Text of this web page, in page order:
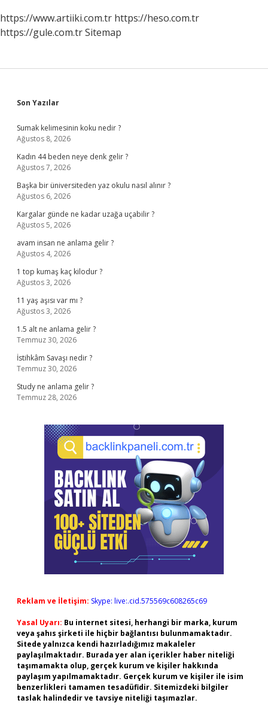
https://www.artiiki.com.tr https://heso.com.tr
https://gule.com.trSitemap
Sidebar
Son Yazılar
Sumak kelimesinin koku nedir ?
Ağustos 8, 2026
Kadın 44 beden neye denk gelir ?
Ağustos 7, 2026
Başka bir üniversiteden yaz okulu nasıl alınır ?
Ağustos 6, 2026
Kargalar günde ne kadar uzağa uçabilir ?
Ağustos 5, 2026
avam insan ne anlama gelir ?
Ağustos 4, 2026
1 top kumaş kaç kilodur ?
Ağustos 3, 2026
11 yaş aşısı var mı ?
Ağustos 3, 2026
1.5 alt ne anlama gelir ?
Temmuz 30, 2026
İstihkâm Savaşı nedir ?
Temmuz 30, 2026
Study ne anlama gelir ?
Temmuz 28, 2026
Reklam ve İletişim: Skype: live:.cid.575569c608265c69
Yasal Uyarı: Bu internet sitesi, herhangi bir marka, kurum
veya şahıs şirketi ile hiçbir bağlantısı bulunmamaktadır.
Sitede yalnızca kendi hazırladığımız makaleler
paylaşılmaktadır. Burada yer alan içerikler haber niteliği
taşımamakta olup, gerçek kurum ve kişiler hakkında
paylaşım yapılmamaktadır. Gerçek kurum ve kişiler ile isim
benzerlikleri tamamen tesadüfidir. Sitemizdeki bilgiler
taslak halindedir ve tavsiye niteliği taşımazlar.